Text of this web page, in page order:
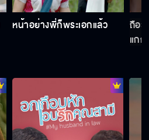
หน้าอย่างพี่ก็พระเอกแล้ว
ถือว่
แกก็